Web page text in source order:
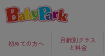
初めての方へ
月齢別クラス
と料金